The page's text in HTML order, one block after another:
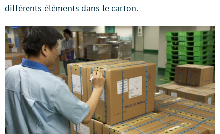
différents éléments dans le carton.